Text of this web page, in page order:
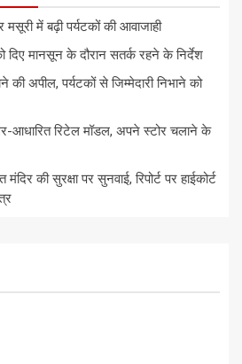
में बढ़ी पर्यटकों की आवाजाही
दिए मानसून के दौरान सतर्क रहने के निर्देश
की अपील, पर्यटकों से जिम्मेदारी निभाने को
आधारित रिटेल मॉडल, अपने स्टोर चलाने के
मंदिर की सुरक्षा पर सुनवाई, रिपोर्ट पर हाईकोर्ट